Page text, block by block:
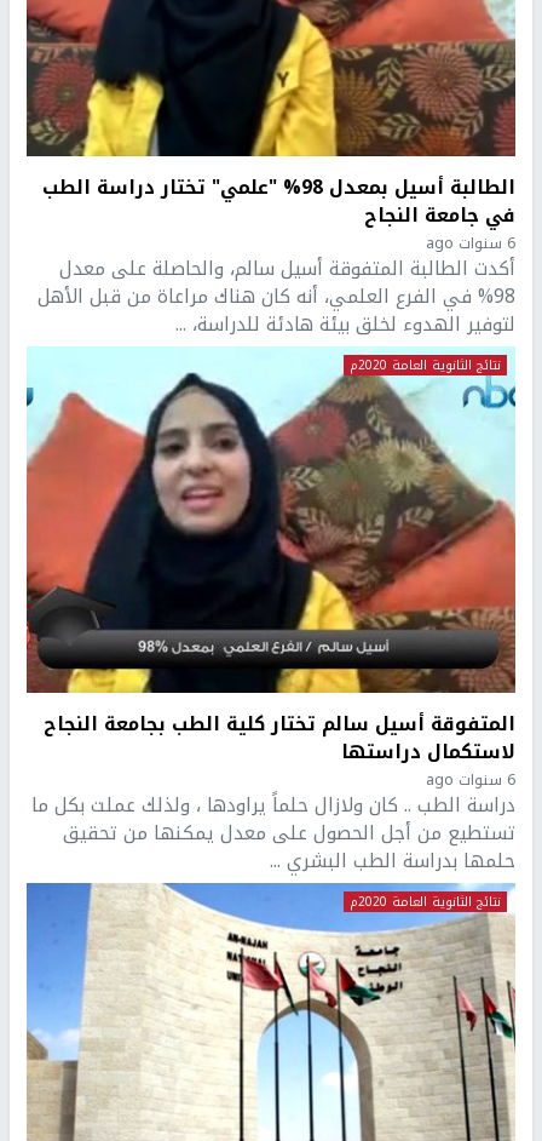
الطالبة أسيل بمعدل 98% "علمي" تختار دراسة الطب
في جامعة النجاح
6 سنوات ago
أكدت الطالبة المتفوقة أسيل سالم، والحاصلة على معدل
98% في الفرع العلمي، أنه كان هناك مراعاة من قبل الأهل
لتوفير الهدوء لخلق بيئة هادئة للدراسة، ...
نتائج الثانوية العامة 2020م
المتفوقة أسيل سالم تختار كلية الطب بجامعة النجاح
لاستكمال دراستها
6 سنوات ago
دراسة الطب .. كان ولازال حلماً يراودها ، ولذلك عملت بكل ما
تستطيع من أجل الحصول على معدل يمكنها من تحقيق
حلمها بدراسة الطب البشري ...
نتائج الثانوية العامة 2020م